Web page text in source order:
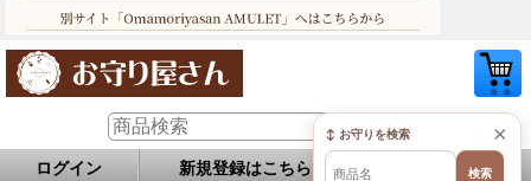
ログイン 新規登録はこちら お問い合せ
×
↕ お守りを検索
検索